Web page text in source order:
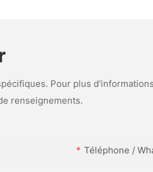
Pour plus
renseignements.
Téléphone /